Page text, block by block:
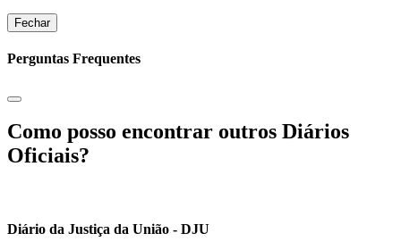
Fechar
Perguntas Frequentes
Como posso encontrar outros Diários
Oficiais?
Diário da Justiça da União - DJU